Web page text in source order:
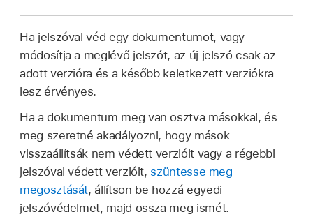
Jelszó módosítása:
gombra, koppintson a
Dokumentumbeállítások, majd a Jelszó
módosítása lehetőségre. Adja meg a kért
adatokat, majd koppintson a Kész gombra.
Jelszó eltávolítása: Koppintson a
gombra, koppintson a
Dokumentumbeállítások, majd a Jelszó
módosítása lehetőségre. Kapcsolja ki a
Jelszó igénylése funkciót, gépelje be a régi
Tegye a következők valamelyikét:
Megnyitás a Face ID-val:Koppintson a
dokumentumra (ha egy üzenet megkérdezi,
hogy engedélyezni szeretné-e, hogy a
Pages a Face ID-t használja, koppintson az
OK gombra), majd tekintsen az eszközre.
Bármikor ki- vagy bekapcsolhatja a Face ID-
t a Pages számára. Válassza a Beállítások
> Face ID és jelkód > Egyéb appok
Ha jelszóval véd egy dokumentumot, vagy
módosítja a meglévő jelszót, az új jelszó csak az
adott verzióra és a később keletkezett verziókra
lesz érvényes.
Ha a dokumentum meg van osztva másokkal, és
meg szeretné akadályozni, hogy mások
visszaállítsák nem védett verzióit vagy a régebbi
jelszóval védett verzióit, szüntesse meg
megosztását, állítson be hozzá egyedi
jelszóvédelmet, majd ossza meg ismét.